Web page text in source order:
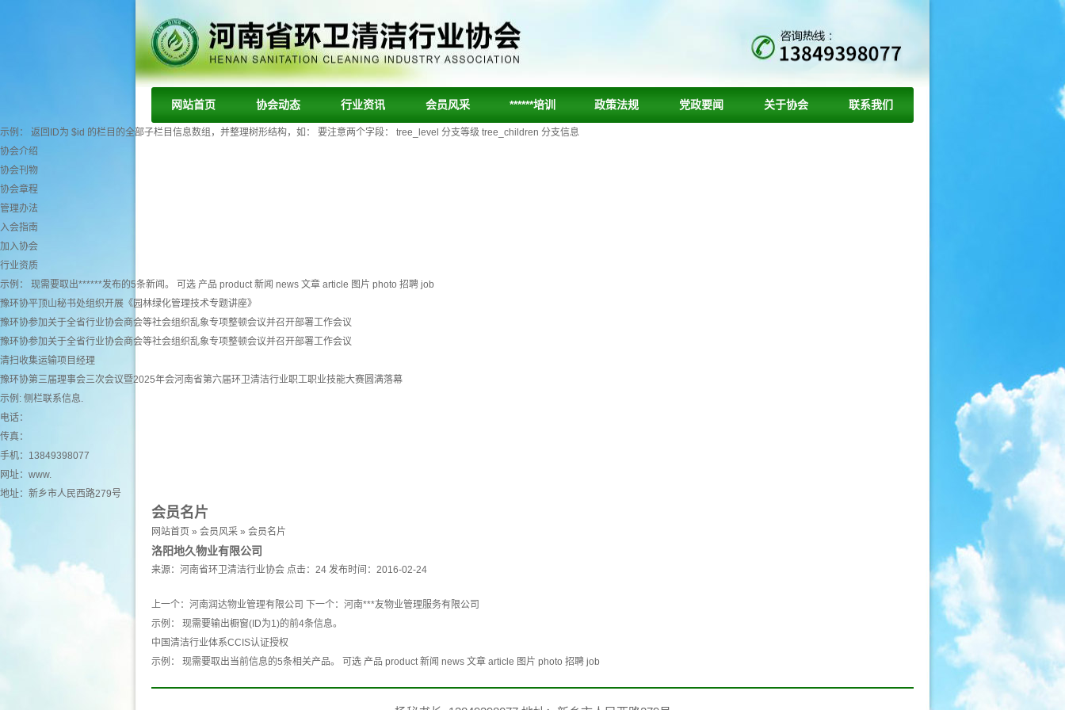
网站首页 协会动态 行业资讯 会员风采 ******培训 政策法规 党政要闻 关于协会 联系我们
示例： 返回ID为 $id 的栏目的全部子栏目信息数组，并整理树形结构，如： 要注意两个字段： tree_level 分支等级 tree_children 分支信息
协会介绍
协会刊物
协会章程
管理办法
入会指南
加入协会
行业资质
示例： 现需要取出******发布的5条新闻。 可选 产品 product 新闻 news 文章 article 图片 photo 招聘 job
豫环协平顶山秘书处组织开展《园林绿化管理技术专题讲座》
豫环协参加关于全省行业协会商会等社会组织乱象专项整顿会议并召开部署工作会议
豫环协参加关于全省行业协会商会等社会组织乱象专项整顿会议并召开部署工作会议
清扫收集运输项目经理
豫环协第三届理事会三次会议暨2025年会河南省第六届环卫清洁行业职工职业技能大赛圆满落幕
示例: 侧栏联系信息.
电话：
传真：
手机：13849398077
网址： www.
地址：新乡市人民西路279号
会员名片
网站首页 » 会员风采 » 会员名片
洛阳地久物业有限公司
来源： 河南省环卫清洁行业协会 点击：24 发布时间：2016-02-24
上一个： 河南润达物业管理有限公司 下一个： 河南***友物业管理服务有限公司
示例： 现需要输出橱窗(ID为1)的前4条信息。
中国清洁行业体系CCIS认证授权
示例： 现需要取出当前信息的5条相关产品。 可选 产品 product 新闻 news 文章 article 图片 photo 招聘 job